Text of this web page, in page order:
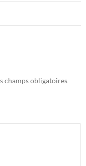
champs obligatoires